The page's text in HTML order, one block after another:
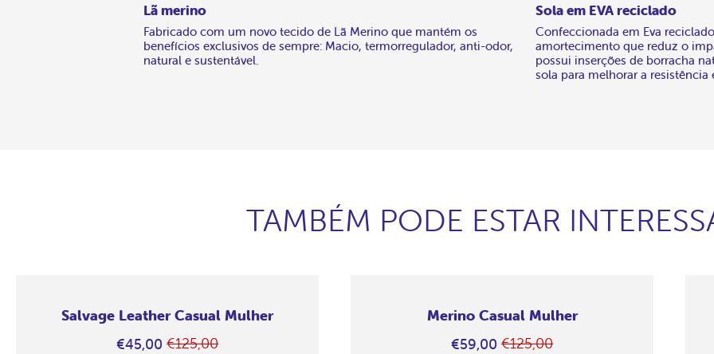
Lã merino
Fabricado com um novo tecido de Lã Merino que mantém os
benefícios exclusivos de sempre: Macio, termorregulador, anti-odor,
natural e sustentável.
Sola em EVA reciclado
Confeccionada em Eva
amortecimento que reduz o
possui inserções de borracha
sola para melhorar a resistência
TAMBÉM PODE ESTAR
Salvage Leather Casual Mulher
Preço
€45,00 Em
€125,00
Merino Casual Mulher
Preço
€59,00 Em
€125,00